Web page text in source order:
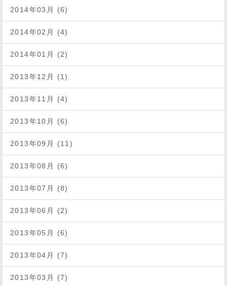
2014年03月 (6)
2014年02月 (4)
2014年01月 (2)
2013年12月 (1)
2013年11月 (4)
2013年10月 (6)
2013年09月 (11)
2013年08月 (6)
2013年07月 (8)
2013年06月 (2)
2013年05月 (6)
2013年04月 (7)
2013年03月 (7)